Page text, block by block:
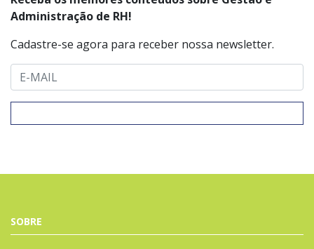
Administração de RH!
Cadastre-se agora para receber nossa newsletter.
SOBRE